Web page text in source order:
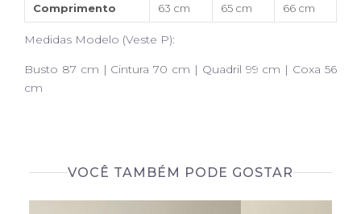
Comprimento 63 cm 65 cm 66 cm
Medidas Modelo (Veste P):
Busto 87 cm | Cintura 70 cm | Quadril 99 cm | Coxa 56
cm
VOCÊ TAMBÉM PODE GOSTAR